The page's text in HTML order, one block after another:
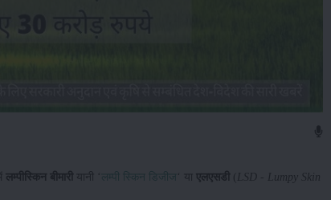
लम्पीस्किन बीमारी यानी ‘ लम्पी स्किन डिजीज ‘ या एलएसडी ( LSD - Lumpy Skin